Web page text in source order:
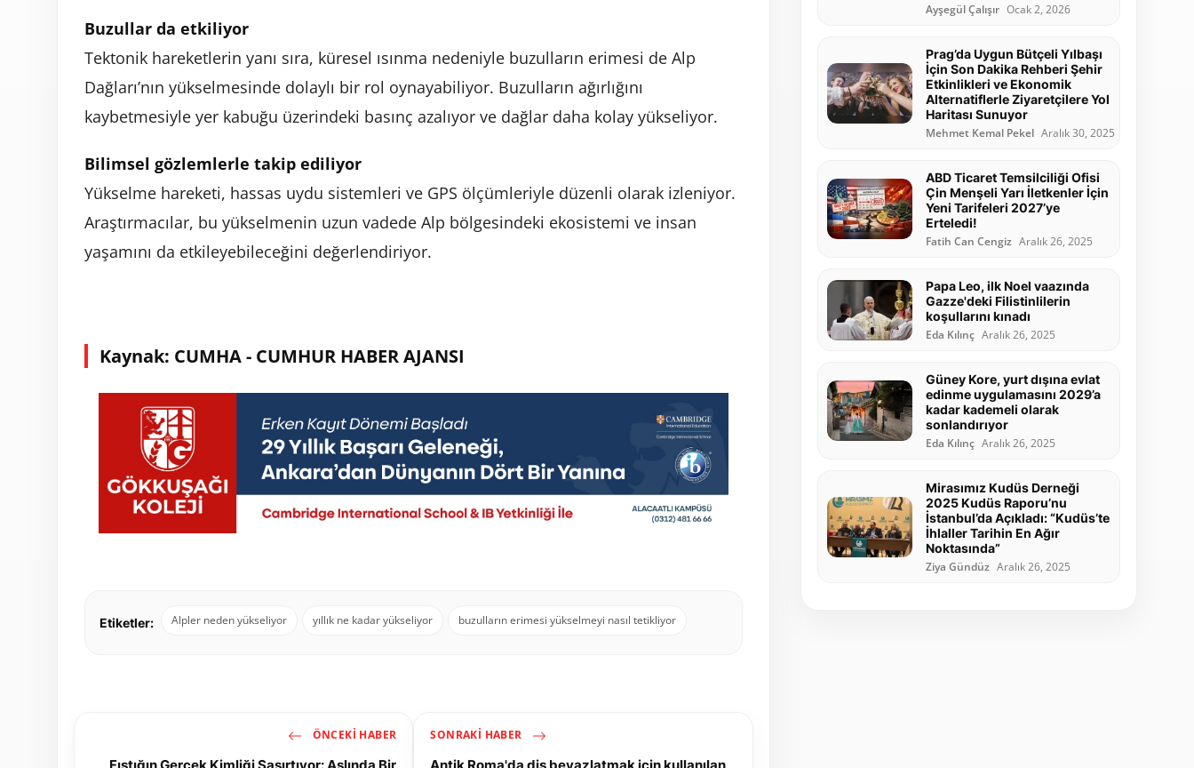
Buzullar da etkiliyor
Tektonik hareketlerin yanı sıra, küresel ısınma nedeniyle buzulların erimesi de Alp
Dağları’nın yükselmesinde dolaylı bir rol oynayabiliyor. Buzulların ağırlığını
kaybetmesiyle yer kabuğu üzerindeki basınç azalıyor ve dağlar daha kolay yükseliyor.
Bilimsel gözlemlerle takip ediliyor
Yükselme hareketi, hassas uydu sistemleri ve GPS ölçümleriyle düzenli olarak izleniyor.
Araştırmacılar, bu yükselmenin uzun vadede Alp bölgesindeki ekosistemi ve insan
yaşamını da etkileyebileceğini değerlendiriyor.
Kaynak: CUMHA - CUMHUR HABER AJANSI
Etiketler: Alpler neden yükseliyor yıllık ne kadar yükseliyor buzulların erimesi yükselmeyi nasıl tetikliyor
ÖNCEKI HABER SONRAKI HABER
Ayşegül Çalışır Ocak 2, 2026
Prag’da Uygun Bütçeli Yılbaşı
İçin Son Dakika Rehberi Şehir
Etkinlikleri ve Ekonomik
Alternatiflerle Ziyaretçilere Yol
Haritası Sunuyor
Mehmet Kemal Pekel Aralık 30, 2025
ABD Ticaret Temsilciliği Ofisi
Çin Menşeli Yarı İletkenler İçin
Yeni Tarifeleri 2027’ye
Erteledi!
Fatih Can Cengiz Aralık 26, 2025
Papa Leo, ilk Noel vaazında
Gazze'deki Filistinlilerin
koşullarını kınadı
Eda Kılınç Aralık 26, 2025
Güney Kore, yurt dışına evlat
edinme uygulamasını 2029’a
kadar kademeli olarak
sonlandırıyor
Eda Kılınç Aralık 26, 2025
Mirasımız Kudüs Derneği
2025 Kudüs Raporu’nu
İstanbul’da Açıkladı: “Kudüs’te
İhlaller Tarihin En Ağır
Noktasında”
Ziya Gündüz Aralık 26, 2025